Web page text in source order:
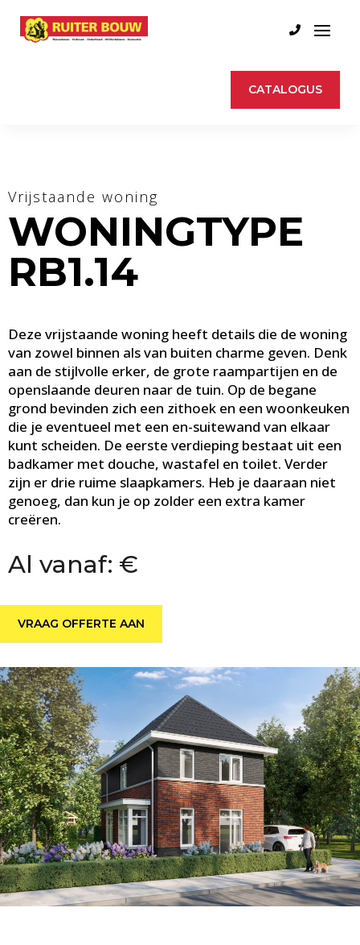
CATALOGUS
Vrijstaande woning
WONINGTYPE
RB1.14
Deze vrijstaande woning heeft details die de woning
van zowel binnen als van buiten charme geven. Denk
aan de stijlvolle erker, de grote raampartijen en de
openslaande deuren naar de tuin. Op de begane
grond bevinden zich een zithoek en een woonkeuken
die je eventueel met een en-suitewand van elkaar
kunt scheiden. De eerste verdieping bestaat uit een
badkamer met douche, wastafel en toilet. Verder
zijn er drie ruime slaapkamers. Heb je daaraan niet
genoeg, dan kun je op zolder een extra kamer
creëren.
Al vanaf: €
VRAAG OFFERTE AAN